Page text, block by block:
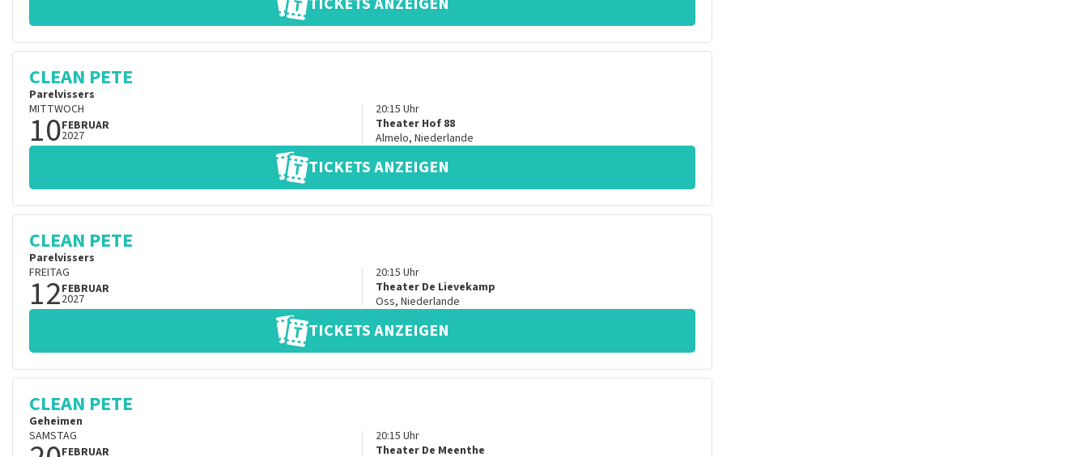
CLEAN PETE
Parelvissers
MITTWOCH
10FEBRUAR
2027
20:15 Uhr
Theater Hof 88
Almelo, Niederlande
TICKETS ANZEIGEN
CLEAN PETE
Parelvissers
FREITAG
12FEBRUAR
2027
20:15 Uhr
Theater De Lievekamp
Oss, Niederlande
TICKETS ANZEIGEN
CLEAN PETE
Geheimen
SAMSTAG
FEBRUAR
20:15 Uhr
Theater De Meenthe